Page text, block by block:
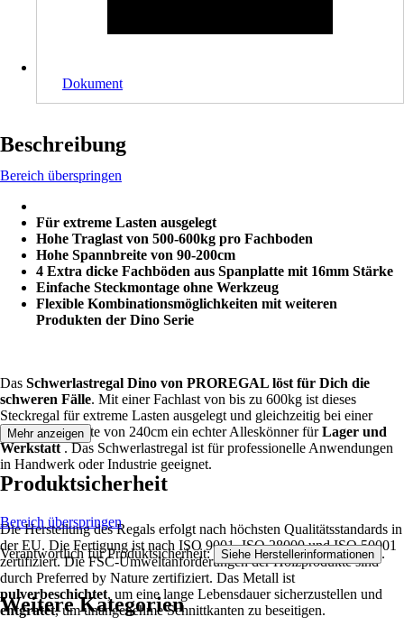
Dokument
Beschreibung
Bereich überspringen
Für extreme Lasten ausgelegt
Hohe Traglast von 500-600kg pro Fachboden
Hohe Spannbreite von 90-200cm
4 Extra dicke Fachböden aus Spanplatte mit 16mm Stärke
Einfache Steckmontage ohne Werkzeug
Flexible Kombinationsmöglichkeiten mit weiteren
Produkten der Dino Serie
Das Schwerlastregal Dino von PROREGAL löst für Dich die
schweren Fälle. Mit einer Fachlast von bis zu 600kg ist dieses
Steckregal für extreme Lasten ausgelegt und gleichzeitig bei einer
maximalen Breite von 240cm ein echter Alleskönner fürLager und
Werkstatt. Das Schwerlastregal ist für professionelle Anwendungen
in Handwerk oder Industrie geeignet.
Die Herstellung des Regals erfolgt nach höchsten Qualitätsstandards in
der EU. Die Fertigung ist nach ISO 9001, ISO 28000 und ISO 50001
zertifiziert. Die FSC-Umweltanforderungen der Holzprodukte sind
durch Preferred by Nature zertifiziert. Das Metall ist
pulverbeschichtet, um eine lange Lebensdauer sicherzustellen und
entgratet, um unangenehme Schnittkanten zu beseitigen.
Mehr anzeigen
Produktsicherheit
Bereich überspringen
Verantwortlich für Produktsicherheit: Siehe Herstellerinformationen .
Weitere Kategorien